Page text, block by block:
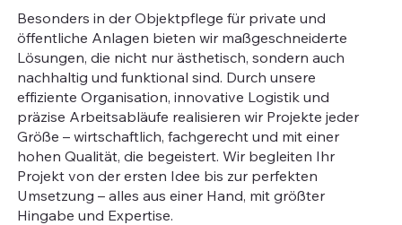
Besonders in der Objektpflege für private und
öffentliche Anlagen bieten wir maßgeschneiderte
Lösungen, die nicht nur ästhetisch, sondern auch
nachhaltig und funktional sind. Durch unsere
effiziente Organisation, innovative Logistik und
präzise Arbeitsabläufe realisieren wir Projekte jeder
Größe – wirtschaftlich, fachgerecht und mit einer
hohen Qualität, die begeistert. Wir begleiten Ihr
Projekt von der ersten Idee bis zur perfekten
Umsetzung – alles aus einer Hand, mit größter
Hingabe und Expertise.